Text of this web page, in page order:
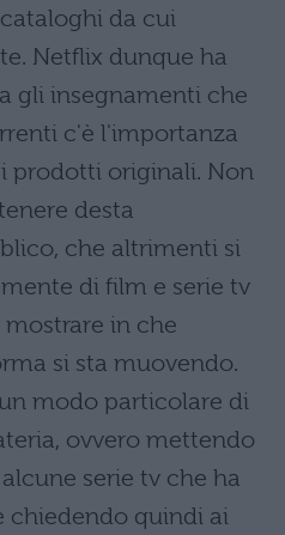
da cui
Netflix dunque ha
gli insegnamenti che
c'è l'importanza
prodotti originali. Non
desta
che altrimenti si
di film e serie tv
in che
si sta muovendo.
modo particolare di
ovvero mettendo
serie tv che ha
chiedendo quindi ai